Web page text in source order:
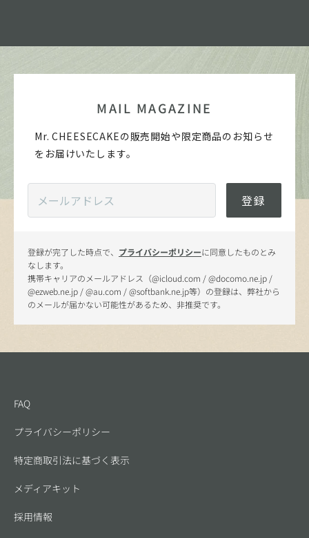
MAIL MAGAZINE
Mr. CHEESECAKEの販売開始や限定商品のお知らせ
をお届けいたします。
登録
登録が完了した時点で、 プライバシーポリシーに同意したものとみ
なします。
携帯キャリアのメールアドレス（@icloud.com / @docomo.ne.jp /
@ezweb.ne.jp / @au.com / @softbank.ne.jp等）の登録は、弊社から
のメールが届かない可能性があるため、非推奨です。
FAQ
プライバシーポリシー
特定商取引法に基づく表示
メディアキット
採用情報